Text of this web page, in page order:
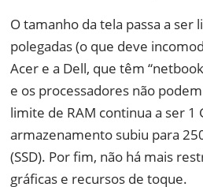
NOTEBOOKS
O tamanho da tela passa a ser
polegadas (o que deve
Acer e a Dell, que têm
e os processadores não
limite de RAM continua a ser 1
armazenamento subiu para
(SSD). Por fim, não há mais
gráficas e recursos de toque.